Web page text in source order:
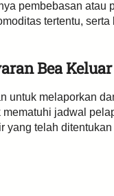
pembebasan atau
tertentu,
Bea Keluar
untuk melaporkan
jadwal
yang telah